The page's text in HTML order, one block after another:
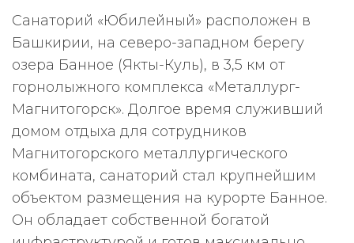
Санаторий «Юбилейный» расположен в
Башкирии, на северо-западном берегу
озера Банное (Якты-Куль), в 3,5 км от
горнолыжного комплекса «Металлург-
Магнитогорск». Долгое время служивший
домом отдыха для сотрудников
Магнитогорского металлургического
комбината, санаторий стал крупнейшим
объектом размещения на курорте Банное.
Он обладает собственной богатой